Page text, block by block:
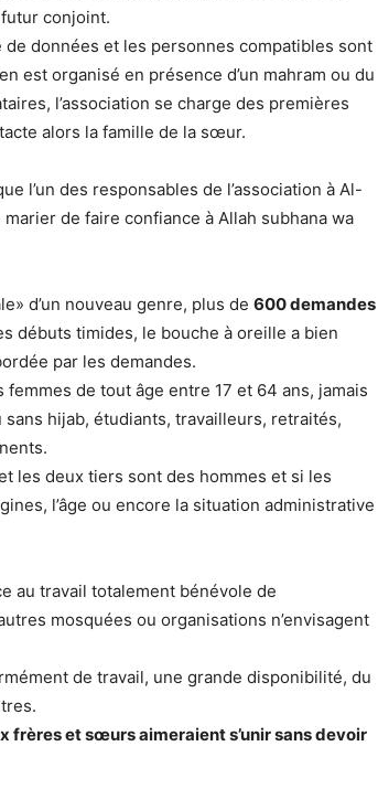
conjoint.
données et les personnes compatibles sont
est organisé en présence d’un mahram ou du
l’association se charge des premières
alors la famille de la sœur.
l’un des responsables de l’association à Al-
de faire confiance à Allah subhana wa
d’un nouveau genre, plus de 600 demandes
débuts timides, le bouche à oreille a bien
par les demandes.
de tout âge entre 17 et 64 ans, jamais
hijab, étudiants, travailleurs, retraités,
les deux tiers sont des hommes et si les
l’âge ou encore la situation administrative
au travail totalement bénévole de
mosquées ou organisations n’envisagent
de travail, une grande disponibilité, du
frères et sœurs aimeraient s’unir sans devoir